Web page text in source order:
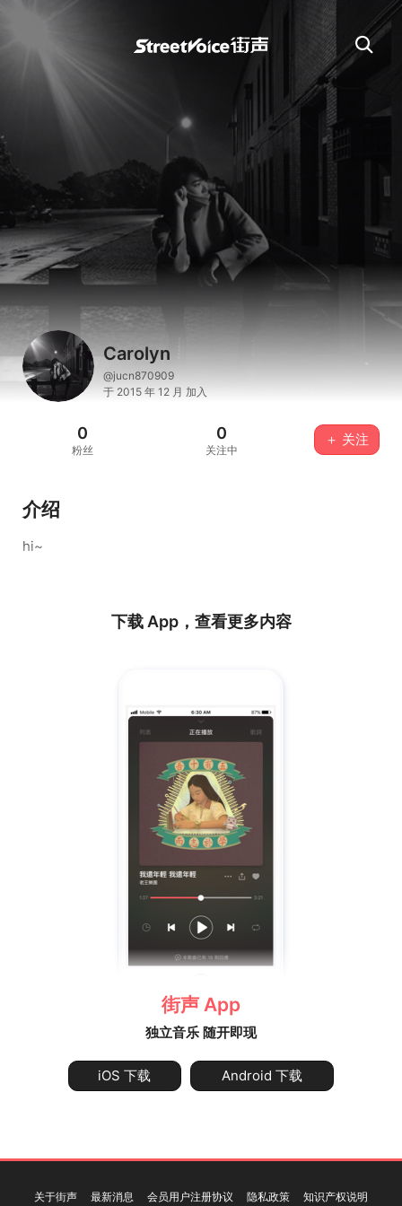
Carolyn
@jucn870909
于 2015 年 12 月 加入
0
粉丝
0
关注中
＋ 关注
介绍
hi~
下载 App，查看更多内容
街声 App
独立音乐 随开即现
iOS 下载 Android 下载
关于街声 最新消息 会员用户注册协议 隐私政策 知识产权说明